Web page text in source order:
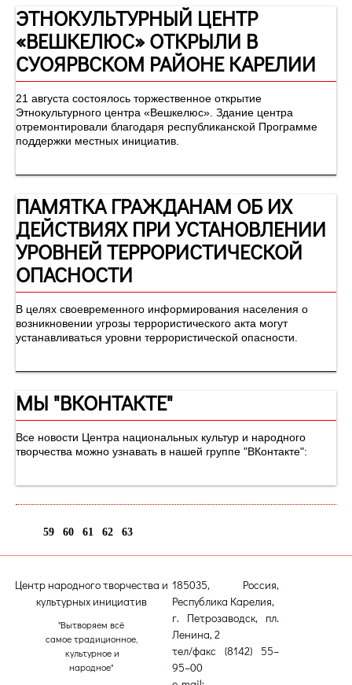
ЭТНОКУЛЬТУРНЫЙ ЦЕНТР
«ВЕШКЕЛЮС» ОТКРЫЛИ В
СУОЯРВСКОМ РАЙОНЕ КАРЕЛИИ
21 августа состоялось торжественное открытие
Этнокультурного центра «Вешкелюс». Здание центра
отремонтировали благодаря республиканской Программе
поддержки местных инициатив.
ПАМЯТКА ГРАЖДАНАМ ОБ ИХ
ДЕЙСТВИЯХ ПРИ УСТАНОВЛЕНИИ
УРОВНЕЙ ТЕРРОРИСТИЧЕСКОЙ
ОПАСНОСТИ
В целях своевременного информирования населения о
возникновении угрозы террористического акта могут
устанавливаться уровни террористической опасности.
МЫ "ВКОНТАКТЕ"
Все новости Центра национальных культур и народного
творчества можно узнавать в нашей группе "ВКонтакте":
59 60 61 62 63
Центр народного творчества и
культурных инициатив
"Вытворяем всё
самое традиционное,
культурное и
народное"
185035, Россия,
Республика Карелия,
г. Петрозаводск, пл.
Ленина, 2
тел/факс (8142) 55–
95–00